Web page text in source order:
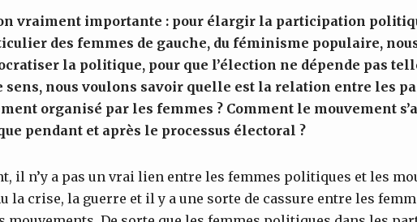
vraiment importante : pour élargir la participation
des femmes de gauche, du féminisme populaire,
la politique, pour que l’élection ne dépende pas
sens, nous voulons savoir quelle est la relation entre les
organisé par les femmes ? Comment le mouvement
pendant et après le processus électoral ?
il n’y a pas un vrai lien entre les femmes politiques et les
la crise, la guerre et il y a une sorte de cassure entre les